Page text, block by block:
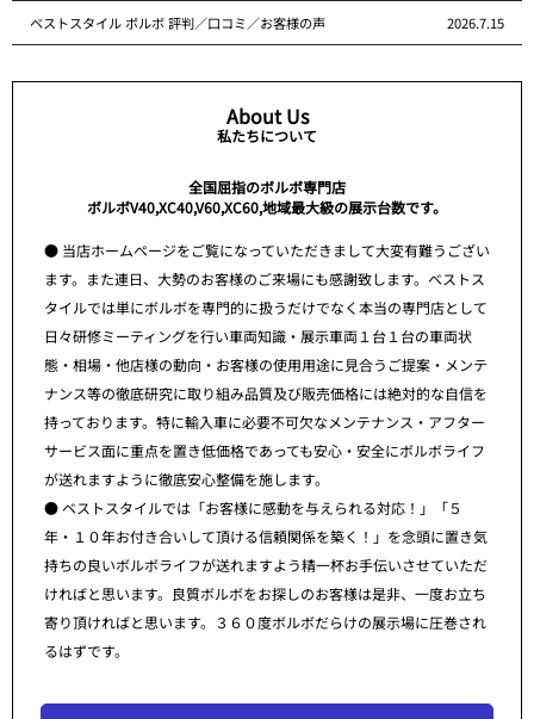
ベストスタイル ボルボ 評判／口コミ／お客様の声 2026.7.15
About Us
私たちについて
全国屈指のボルボ専門店
ボルボV40,XC40,V60,XC60,地域最大級の展示台数です。
● 当店ホームページをご覧になっていただきまして大変有難うござい
ます。また連日、大勢のお客様のご来場にも感謝致します。ベストス
タイルでは単にボルボを専門的に扱うだけでなく本当の専門店として
日々研修ミーティングを行い車両知識・展示車両１台１台の車両状
態・相場・他店様の動向・お客様の使用用途に見合うご提案・メンテ
ナンス等の徹底研究に取り組み品質及び販売価格には絶対的な自信を
持っております。特に輸入車に必要不可欠なメンテナンス・アフター
サービス面に重点を置き低価格であっても安心・安全にボルボライフ
が送れますように徹底安心整備を施します。
● ベストスタイルでは「お客様に感動を与えられる対応！」「５
年・１０年お付き合いして頂ける信頼関係を築く！」を念頭に置き気
持ちの良いボルボライフが送れますよう精一杯お手伝いさせていただ
ければと思います。良質ボルボをお探しのお客様は是非、一度お立ち
寄り頂ければと思います。３６０度ボルボだらけの展示場に圧巻され
るはずです。